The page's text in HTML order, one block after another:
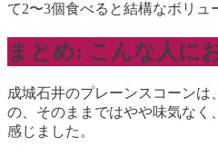
て2〜3個食べると結構なボリュ
まとめ: こんな人に
成城石井のプレーンスコーン
の、そのままではやや味気なく
感じました。